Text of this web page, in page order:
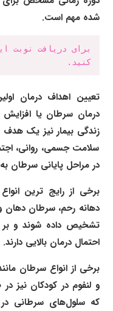
شده مهم است.
کنید.
تعیین اهداف درمان
درمان سرطان یا
زندگی بیمار نیز یک
سلامت جسمی، روانی،
در مراحل پایانی سرطان
برخی از رایج ترین
دهانه رحم، سرطان دهان
تشخیص داده شوند و بر
احتمال درمان بالایی دارند.
برخی از انواع سرطان
و لنفوم در کودکان نیز
که سلول‌های سرطانی در